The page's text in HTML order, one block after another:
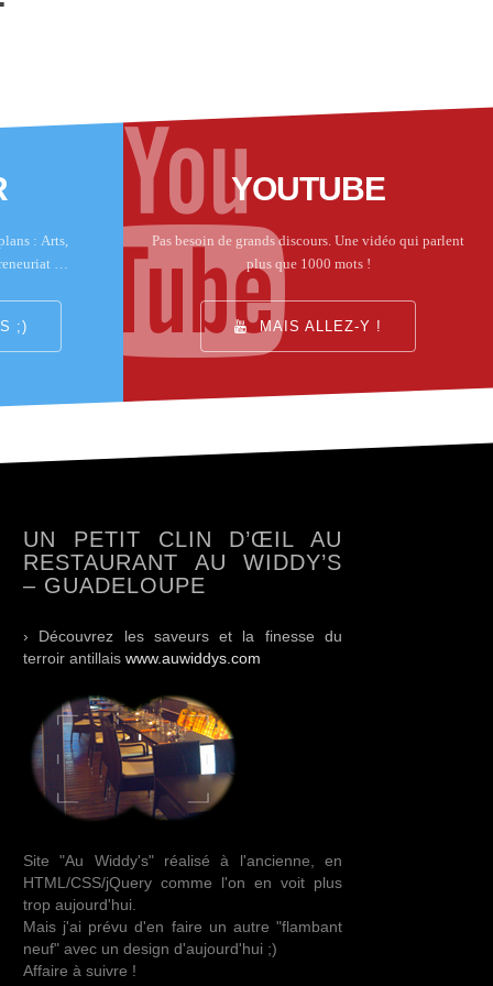
: Arts,
…
;)
YOUTUBE
Pas besoin de grands discours. Une vidéo qui parlent
plus que 1000 mots !
MAIS ALLEZ-Y !
UN PETIT CLIN D’ŒIL AU
RESTAURANT AU WIDDY’S
– GUADELOUPE
› Découvrez les saveurs et la finesse du
terroir antillais www.auwiddys.com
Site "Au Widdy's" réalisé à l'ancienne, en
HTML/CSS/jQuery comme l'on en voit plus
trop aujourd'hui.
Mais j'ai prévu d'en faire un autre "flambant
neuf" avec un design d'aujourd'hui ;)
Affaire à suivre !